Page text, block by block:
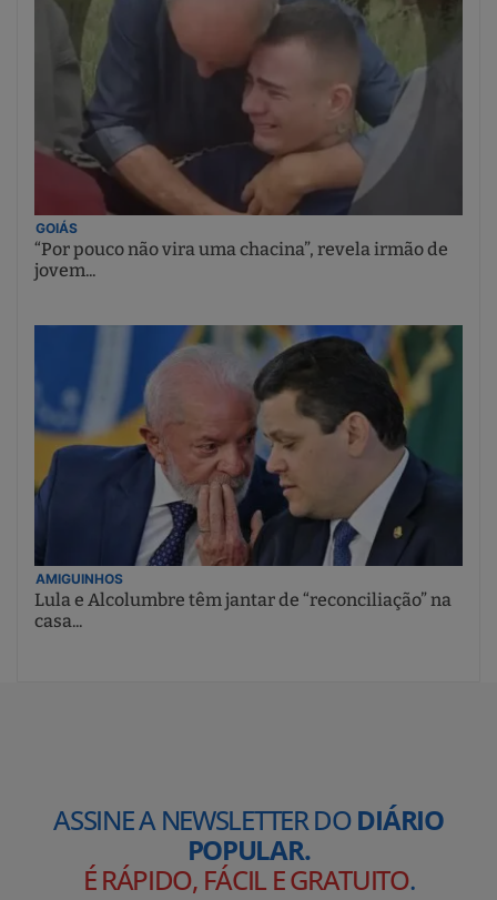
GOIÁS
“Por pouco não vira uma chacina”, revela irmão de
jovem...
AMIGUINHOS
Lula e Alcolumbre têm jantar de “reconciliação” na
casa...
ASSINE A NEWSLETTER DODIÁRIO
POPULAR.
É RÁPIDO, FÁCIL E GRATUITO.